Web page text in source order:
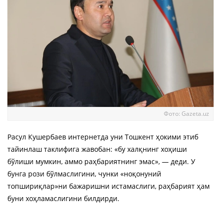
Фото: Gazeta.uz
Расул Кушербаев интернетда уни Тошкент ҳокими этиб
тайинлаш таклифига жавобан: «бу халқнинг хоҳиши
бўлиши мумкин, аммо раҳбариятнинг эмас», — деди. У
бунга рози бўлмаслигини, чунки «ноқонуний
топшириқлар»ни бажаришни истамаслиги, раҳбарият ҳам
буни хоҳламаслигини билдирди.